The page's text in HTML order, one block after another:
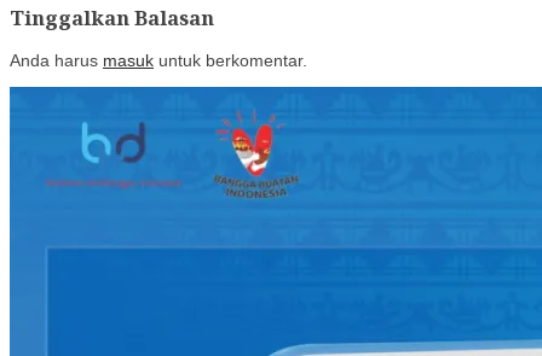
Tinggalkan Balasan
Anda harus masuk untuk berkomentar.